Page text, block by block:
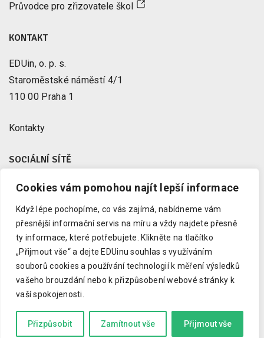
Cookies vám pomohou najít lepší informace
Když lépe pochopíme, co vás zajímá, nabídneme vám
přesnější informační servis na míru a vždy najdete přesně
ty informace, které potřebujete.
Klikněte na tlačítko
„Přijmout vše“ a dejte EDUinu souhlas s využíváním
souborů cookies a používání technologií k měření výsledků
vašeho brouzdání nebo k přizpůsobení webové stránky k
vaší spokojenosti.
Přizpůsobit Zamítnout vše Přijmout vše
Průvodce pro zřizovatele škol
KONTAKT
EDUin, o. p. s.
Staroměstské náměstí 4/1
110 00 Praha 1
Kontakty
SOCIÁLNÍ SÍTĚ
Facebook
Instagram
Youtube
LinkedIn
Copyright © 2023 EDUin, o. p. s.
Informujeme o vzdělávání.